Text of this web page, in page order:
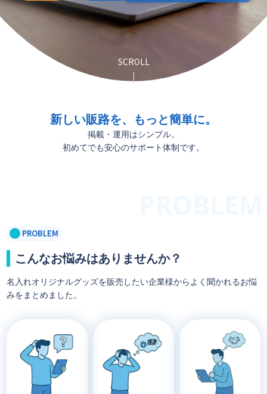
新しい販路を、もっと簡単に。
掲載・運用はシンプル。
初めてでも安心のサポート体制です。
PROBLEM
こんなお悩みはありませんか？
名入れオリジナルグッズを販売したい企業様からよく聞かれるお悩
みをまとめました。